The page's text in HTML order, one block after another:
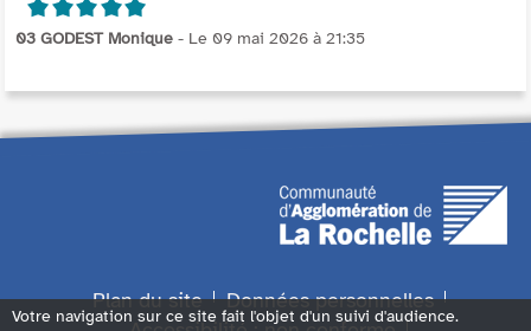
5/5
03 GODEST Monique - Le 09 mai 2026 à 21:35
Plan du site
Données personnelles
Votre navigation sur ce site fait l'objet d'un suivi d'audience.